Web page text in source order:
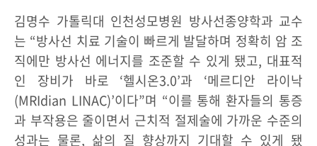
김명수 가톨릭대 인천성모병원 방사선종양학과 교수
는 “방사선 치료 기술이 빠르게 발달하며 정확히 암 조
직에만 방사선 에너지를 조준할 수 있게 됐고, 대표적
인 장비가 바로 ‘헬시온3.0’과 ‘메르디안 라이낙
(MRIdian LINAC)’이다”며 “이를 통해 환자들의 통증
과 부작용은 줄이면서 근치적 절제술에 가까운 수준의
성과는 물론, 삶의 질 향상까지 기대할 수 있게 됐